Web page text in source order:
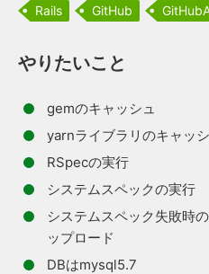
Rails GitHub
やりたいこと
gemのキャッシュ
yarnライブラリのキャッ
RSpecの実行
システムスペックの実行
システムスペック失敗時
ップロード
DBはmysql5.7